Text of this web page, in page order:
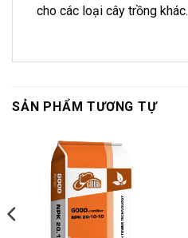
cho các loại cây trồng khác.
SẢN PHẨM TƯƠNG TỰ